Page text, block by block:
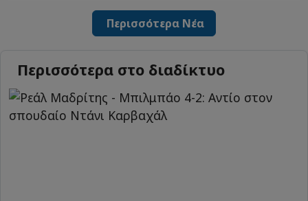
Περισσότερα Νέα
Περισσότερα στο διαδίκτυο